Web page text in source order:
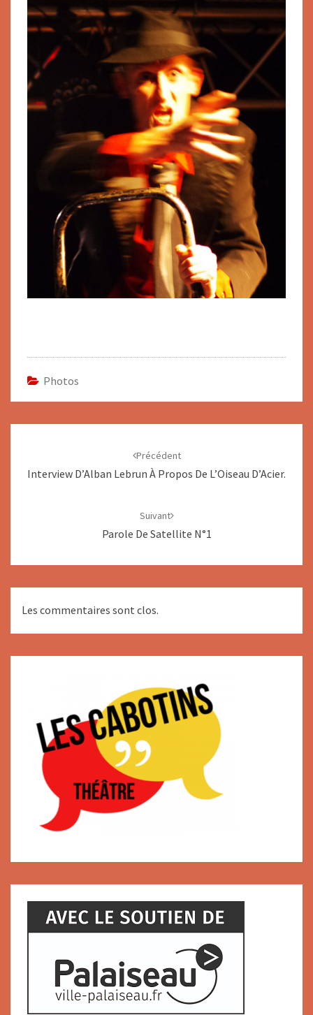
Photos
Précédent
Interview D’Alban Lebrun À Propos De L’Oiseau D’Acier.
Suivant
Parole De Satellite N°1
Les commentaires sont clos.